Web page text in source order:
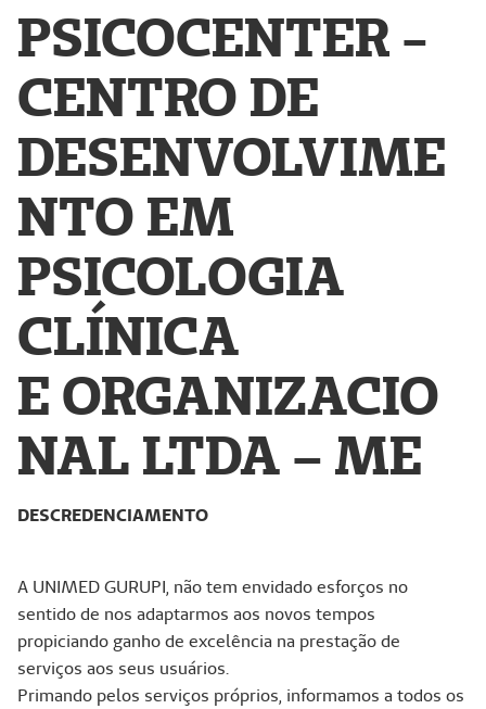
PSICOCENTER -
CENTRO DE
DESENVOLVIME
NTO EM
PSICOLOGIA
CLÍNICA
E ORGANIZACIO
NAL LTDA – ME
DESCREDENCIAMENTO
A UNIMED GURUPI, não tem envidado esforços no
sentido de nos adaptarmos aos novos tempos
propiciando ganho de excelência na prestação de
serviços aos seus usuários.
Primando pelos serviços próprios, informamos a todos os